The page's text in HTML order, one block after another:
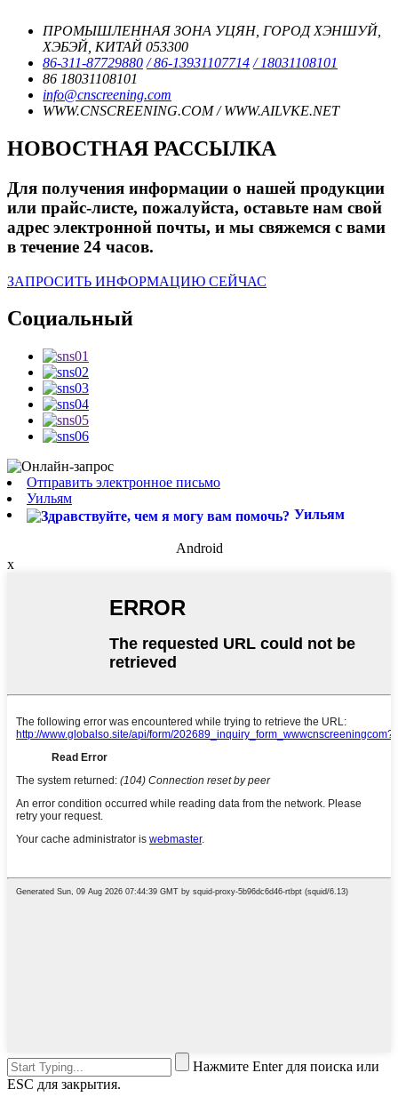
ПРОМЫШЛЕННАЯ ЗОНА УЦЯН, ГОРОД ХЭНШУЙ,
ХЭБЭЙ, КИТАЙ 053300
86-311-87729880 / 86-13931107714 / 18031108101
86 18031108101
info@cnscreening.com
WWW.CNSCREENING.COM / WWW.AILVKE.NET
НОВОСТНАЯ РАССЫЛКА
Для получения информации о нашей продукции
или прайс-листе, пожалуйста, оставьте нам свой
адрес электронной почты, и мы свяжемся с вами
в течение 24 часов.
ЗАПРОСИТЬ ИНФОРМАЦИЮ СЕЙЧАС
Социальный
Отправить электронное письмо
Уильям
Уильям
Android
x
Нажмите Enter для поиска или
ESC для закрытия.